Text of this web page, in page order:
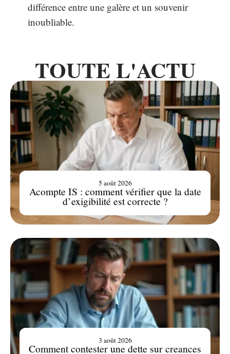
différence entre une galère et un souvenir
inoubliable.
TOUTE L'ACTU
Acompte IS : comment vérifier que la date
d’exigibilité est correcte ?
5 août 2026
Comment contester une dette sur creances
3 août 2026